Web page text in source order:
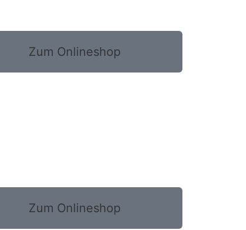
Zum Onlineshop
Zum Onlineshop